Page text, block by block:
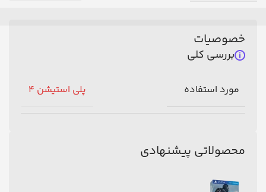
خصوصیات
بررسی کلی
مورد استفاده پلی استیشن 4
محصولاتی پیشنهادی